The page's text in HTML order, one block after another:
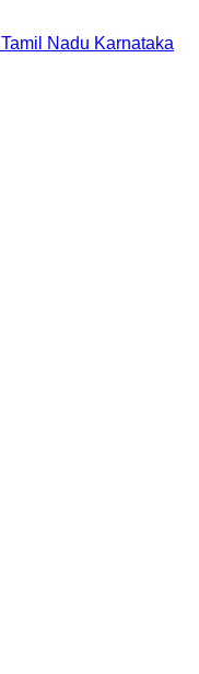
Tamil Nadu Karnataka